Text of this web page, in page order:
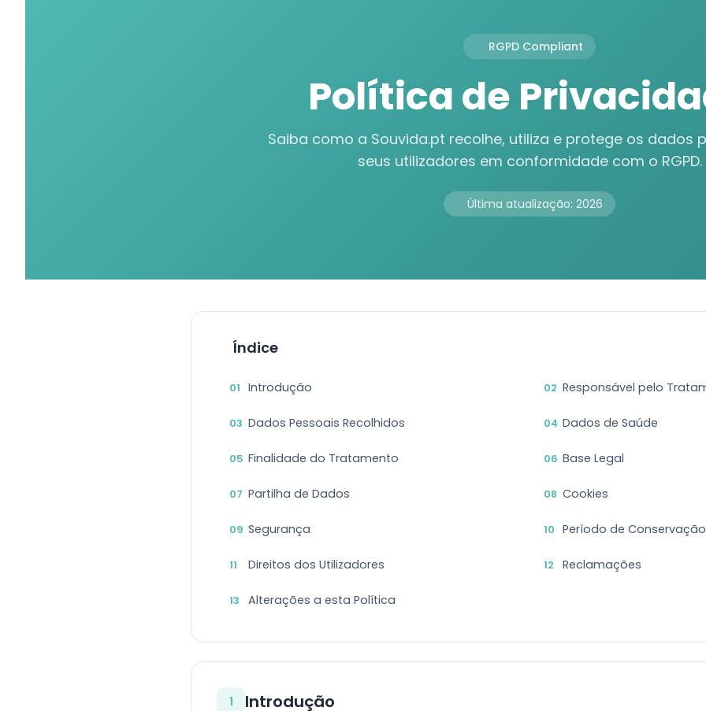
RGPD Compliant
Política de
Saiba como a Souvida.pt recolhe, utiliza e protege os dados
seus utilizadores em conformidade com o RGPD.
Última atualização: 2026
Índice
01 Introdução 02 Responsável pelo
03 Dados Pessoais Recolhidos 04 Dados de Saúde
05 Finalidade do Tratamento 06 Base Legal
07 Partilha de Dados 08 Cookies
09 Segurança 10 Período de Conservação
11 Direitos dos Utilizadores 12 Reclamações
13 Alterações a esta Política
1 Introdução